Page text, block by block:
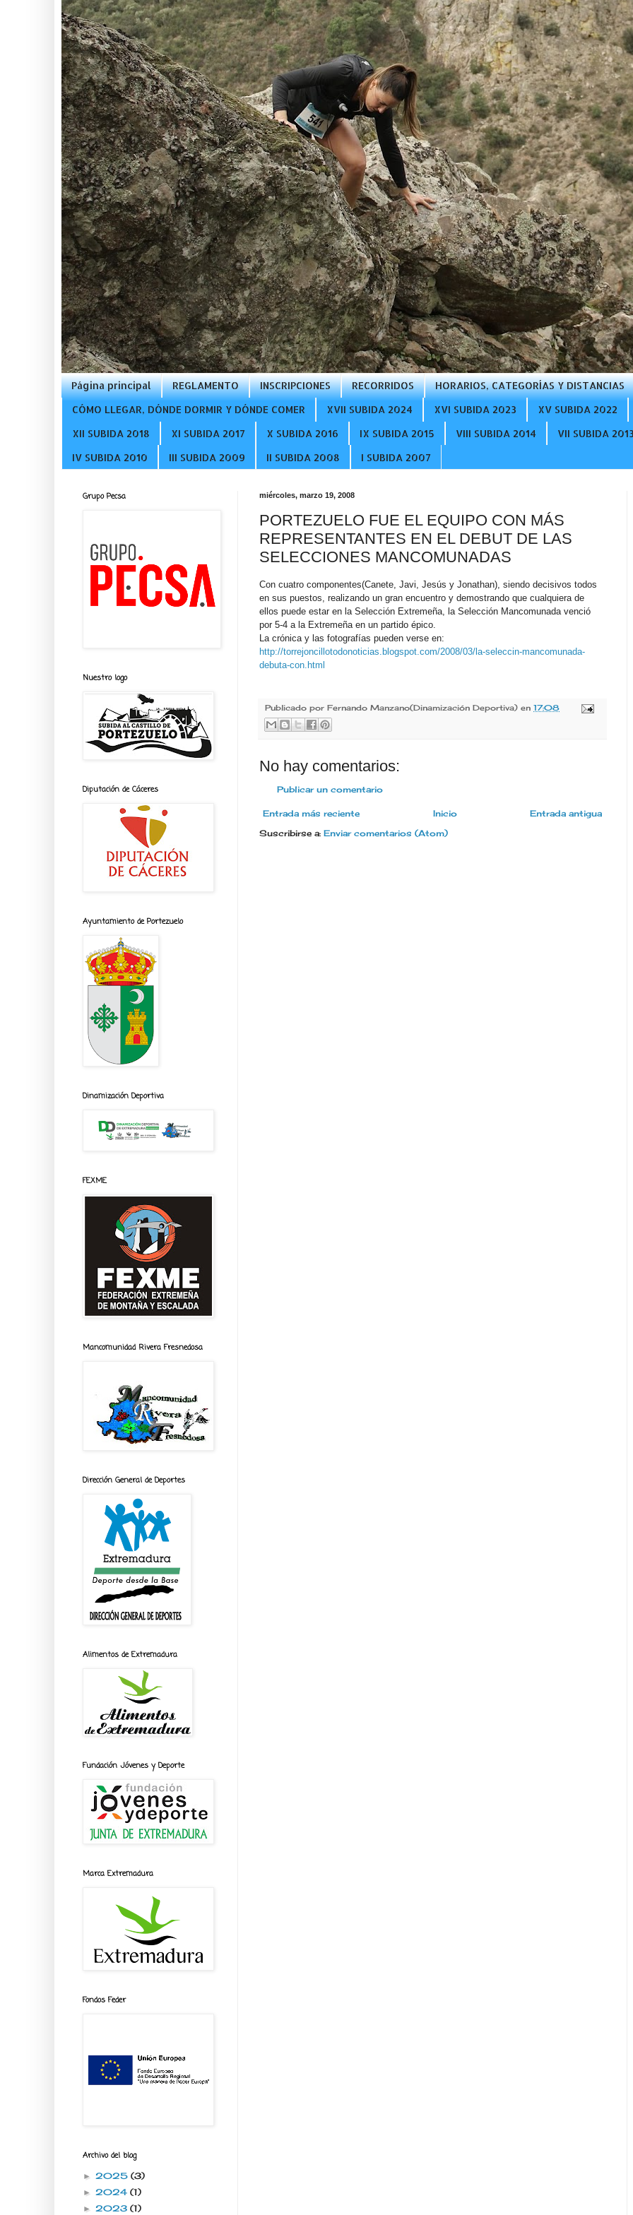
Página principal REGLAMENTO INSCRIPCIONES RECORRIDOS HORARIOS, CATEGORÍAS Y DISTANCIAS
CÓMO LLEGAR, DÓNDE DORMIR Y DÓNDE COMER
XVII SUBIDA 2024 XVI SUBIDA 2023 XV SUBIDA 2022
XII SUBIDA 2018
XI SUBIDA 2017 X SUBIDA 2016 IX SUBIDA 2015 VIII SUBIDA 2014 VII SUBIDA 2013
IV SUBIDA 2010
III SUBIDA 2009 II SUBIDA 2008 I SUBIDA 2007
miércoles, marzo 19, 2008
PORTEZUELO FUE EL EQUIPO CON MÁS
REPRESENTANTES EN EL DEBUT DE LAS
SELECCIONES MANCOMUNADAS
Con cuatro componentes(Canete, Javi, Jesús y Jonathan), siendo decisivos todos
en sus puestos, realizando un gran encuentro y demostrando que cualquiera de
ellos puede estar en la Selección Extremeña, la Selección Mancomunada venció
por 5-4 a la Extremeña en un partido épico.
La crónica y las fotografías pueden verse en:
http://torrejoncillotodonoticias.blogspot.com/2008/03/la-seleccin-mancomunada-
debuta-con.html
Publicado por Fernando Manzano(Dinamización Deportiva) en 17:08
No hay comentarios:
Publicar un comentario
Entrada más reciente Entrada antigua
Inicio
Suscribirse a: Enviar comentarios (Atom)
Grupo Pecsa
Nuestro logo
Diputación de Cáceres
Ayuntamiento de Portezuelo
Dinamización Deportiva
FEXME
Mancomunidad Rivera Fresnedosa
Dirección General de Deportes
Alimentos de Extremadura
Fundación Jóvenes y Deporte
Marca Extremadura
Fondos Feder
Archivo del blog
► 2025 (3)
► 2024 (1)
► 2023 (1)